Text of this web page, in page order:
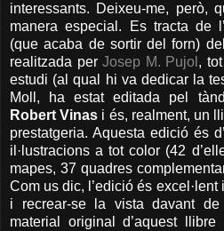
interessants. Deixeu-me, però,
manera especial. Es tracta de
(que acaba de sortir del forn) del
realitzada per Josep M. Pujol ,
estudi (al qual hi va dedicar la
Moll, ha estat editada pel
Robert Vinas i és, realment, un
prestatgeria. Aquesta edició és
il·lustracions a tot color (42
mapes, 37 quadres
Com us dic, l’edició és
i recrear-se la vista davant
material original d’aquest llibre